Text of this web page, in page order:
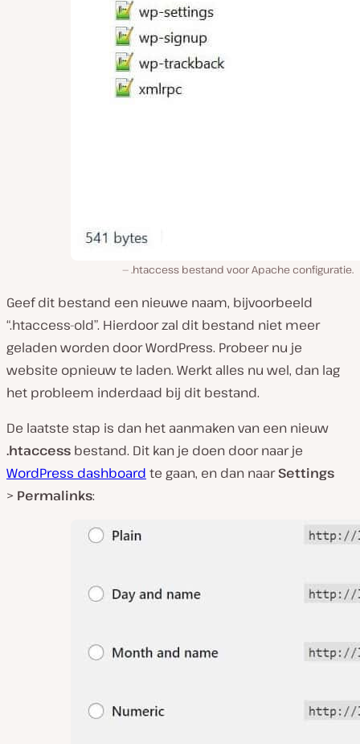
.htaccess bestand voor Apache configuratie.
Geef dit bestand een nieuwe naam, bijvoorbeeld
“.htaccess-old”. Hierdoor zal dit bestand niet meer
geladen worden door WordPress. Probeer nu je
website opnieuw te laden. Werkt alles nu wel, dan lag
het probleem inderdaad bij dit bestand.
De laatste stap is dan het aanmaken van een nieuw
.htaccess bestand. Dit kan je doen door naar je
WordPress dashboard te gaan, en dan naarSettings
> Permalinks: